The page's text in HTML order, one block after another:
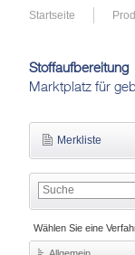
Startseite
Stoffaufbereitung
Marktplatz für
Merkliste
Wählen Sie eine